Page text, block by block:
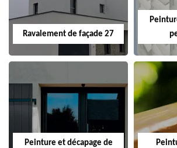
Ravalement de façade 27
Peinture et décapage de